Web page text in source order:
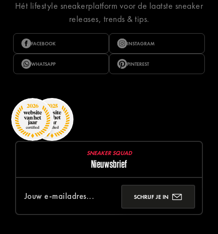
Hét lifestyle sneakerplatform voor de laatste sneaker
releases, trends & tips.
FACEBOOK INSTAGRAM
WHATSAPP PINTEREST
SNEAKER SQUAD
Nieuwsbrief
SCHRIJF JE IN